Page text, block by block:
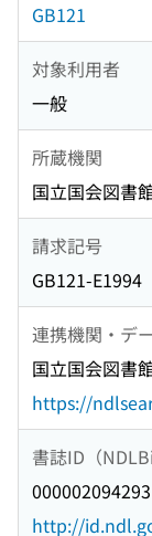
GB121
対象利用者
一般
所蔵機関
国立国会図書
請求記号
GB121-E1994
連携機関・デ
国立国会図書
https://
書誌ID（
000002094293
http://